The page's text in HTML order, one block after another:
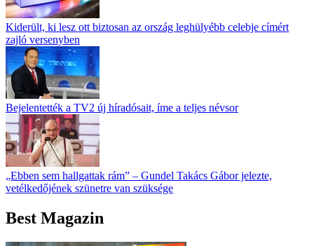
Kiderült, ki lesz ott biztosan az ország leghülyébb celebje címért
zajló versenyben
Bejelentették a TV2 új híradósait, íme a teljes névsor
„Ebben sem hallgattak rám” – Gundel Takács Gábor jelezte,
vetélkedőjének szünetre van szüksége
Best Magazin